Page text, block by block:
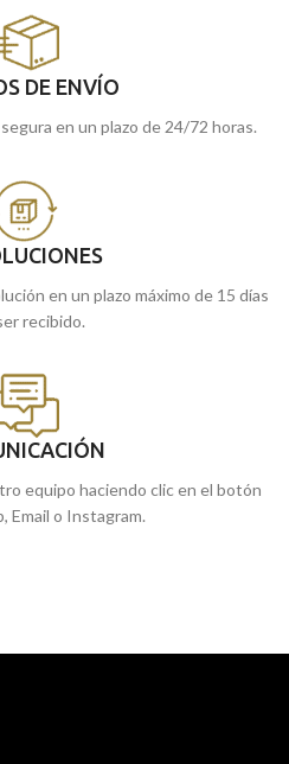
DE ENVÍO
en un plazo de 24/72 horas.
en un plazo máximo de 15 días
recibido.
equipo haciendo clic en el botón
Email o Instagram.